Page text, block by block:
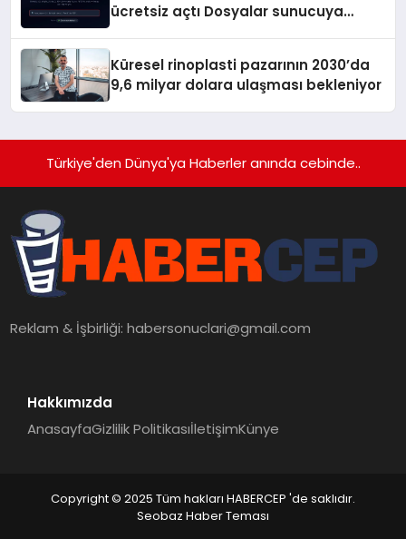
ücretsiz açtı Dosyalar sunucuya
Küresel rinoplasti pazarının 2030’da
9,6 milyar dolara ulaşması bekleniyor
Türkiye'den Dünya'ya Haberler anında cebinde..
Reklam & İşbirliği:habersonuclari@gmail.com
Hakkımızda
AnasayfaGizlilik PolitikasıİletişimKünye
Copyright © 2025 Tüm hakları HABERCEP 'de saklıdır.
Seobaz Haber Teması